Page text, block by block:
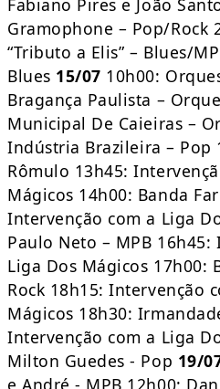
Fabiano Pires e João
Gramophone – Pop/Rock
“Tributo a Elis” – Blues/
Blues 15/07 10h00:
Bragança Paulista –
Municipal De Caieiras –
Indústria Brazileira – Pop
Rômulo 13h45:
Mágicos 14h00: Banda
Intervenção com a Liga
Paulo Neto – MPB
Liga Dos Mágicos 17h00:
Rock 18h15: Intervenção
Mágicos 18h30:
Intervenção com a Liga
Milton Guedes - Pop 19/